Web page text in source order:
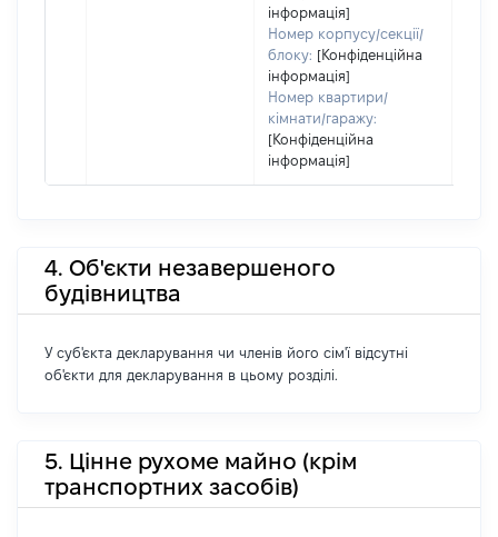
інформація]
Номер корпусу/секції/
блоку: [Конфіденційна
інформація]
Номер квартири/
кімнати/гаражу:
[Конфіденційна
інформація]
4. Об'єкти незавершеного
будівництва
У суб'єкта декларування чи членів його сім'ї відсутні
об'єкти для декларування в цьому розділі.
5. Цінне рухоме майно (крім
транспортних засобів)